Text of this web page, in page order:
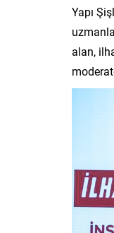
Yapı
alan,